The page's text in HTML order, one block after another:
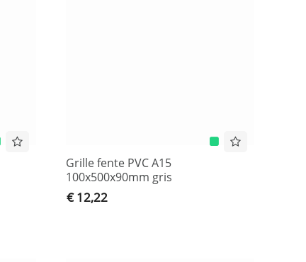
Grille fente PVC A15
100x500x90mm gris
€ 12,22